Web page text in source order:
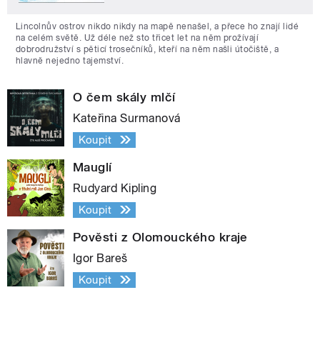
Lincolnův ostrov nikdo nikdy na mapě nenašel, a přece ho znají lidé
na celém světě. Už déle než sto třicet let na něm prožívají
dobrodružství s pěticí trosečníků, kteří na něm našli útočiště, a
hlavně nejedno tajemství.
O čem skály mlčí
Kateřina Surmanová
Koupit
Mauglí
Rudyard Kipling
Koupit
Pověsti z Olomouckého kraje
Igor Bareš
Koupit